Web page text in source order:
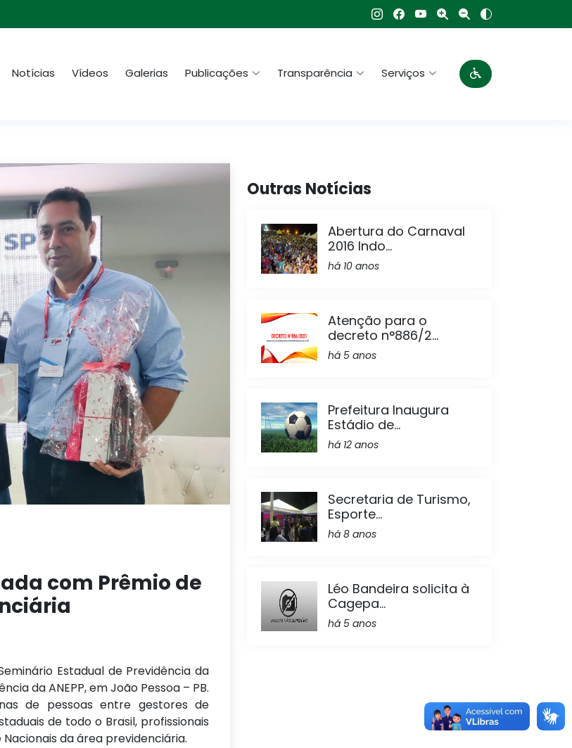
Notícias Vídeos Galerias Publicações Transparência Serviços
com Prêmio de
Estadual de Previdência da
da ANEPP, em João Pessoa – PB.
de pessoas entre gestores de
de todo o Brasil, profissionais
da área previdenciária.
Outras Notícias
Abertura do Carnaval
2016 Indo...
há 10 anos
Atenção para o
decreto n°886/2...
há 5 anos
Prefeitura Inaugura
Estádio de...
há 12 anos
Secretaria de Turismo,
Esporte...
há 8 anos
Léo Bandeira solicita à
Cagepa...
há 5 anos